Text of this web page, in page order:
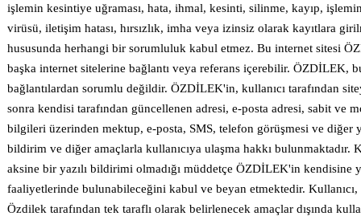
işlemin kesintiye uğraması, hata, ihmal, kesinti, silinme, kayıp,
virüsü, iletişim hatası, hırsızlık, imha veya izinsiz olarak kayıtlara
hususunda herhangi bir sorumluluk kabul etmez. Bu internet sitesi
başka internet sitelerine bağlantı veya referans içerebilir. ÖZDİLEK,
bağlantılardan sorumlu değildir. ÖZDİLEK'in, kullanıcı tarafından
sonra kendisi tarafından güncellenen adresi, e-posta adresi, sabit ve
bilgileri üzerinden mektup, e-posta, SMS, telefon görüşmesi ve diğer
bildirim ve diğer amaçlarla kullanıcıya ulaşma hakkı bulunmaktadır.
aksine bir yazılı bildirimi olmadığı müddetçe ÖZDİLEK'in
faaliyetlerinde bulunabileceğini kabul ve beyan etmektedir.
Özdilek tarafından tek taraflı olarak belirlenecek amaçlar dışında